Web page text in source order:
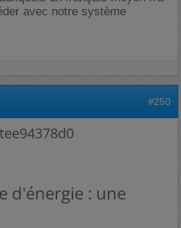
avec notre système
#250
d'énergie : une